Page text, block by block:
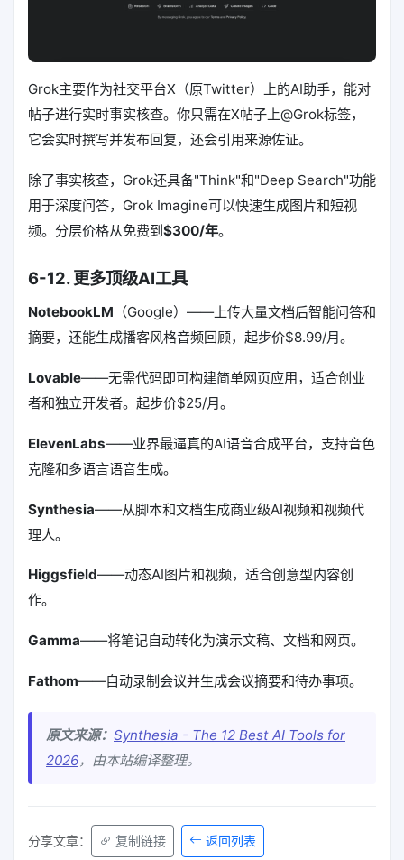
Grok主要作为社交平台X（原Twitter）上的AI助手，能对
帖子进行实时事实核查。你只需在X帖子上@Grok标签，
它会实时撰写并发布回复，还会引用来源佐证。
除了事实核查，Grok还具备"Think"和"Deep Search"功能
用于深度问答，Grok Imagine可以快速生成图片和短视
频。分层价格从免费到$300/年。
6-12. 更多顶级AI工具
NotebookLM （Google）——上传大量文档后智能问答和
摘要，还能生成播客风格音频回顾，起步价$8.99/月。
Lovable——无需代码即可构建简单网页应用，适合创业
者和独立开发者。起步价$25/月。
ElevenLabs——业界最逼真的AI语音合成平台，支持音色
克隆和多语言语音生成。
Synthesia——从脚本和文档生成商业级AI视频和视频代
理人。
Higgsfield——动态AI图片和视频，适合创意型内容创
作。
Gamma——将笔记自动转化为演示文稿、文档和网页。
Fathom——自动录制会议并生成会议摘要和待办事项。
原文来源： Synthesia - The 12 Best AI Tools for
2026，由本站编译整理。
分享文章： 复制链接 返回列表